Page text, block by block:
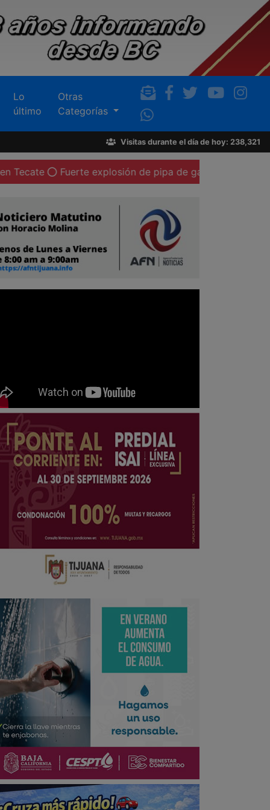
Lo
último
Otras
Categorías
Visitas durante el día de hoy: 238,321
Fuerte explosión de pipa de gas LP deja al menos 20